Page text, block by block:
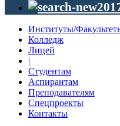
Институты/
Колледж
Лицей
|
Студентам
Аспирантам
Преподавателям
Спецпроекты
Контакты